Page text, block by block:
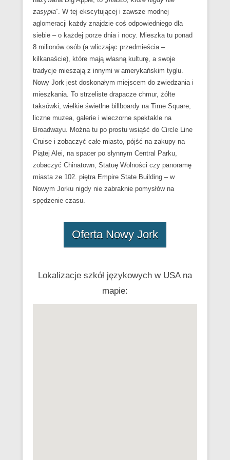
najważniejszych miast USA. Mieści się tutaj
renomowany Uniwersytet Harvarda. Z kolei osoby
lubiące słońce powinny udać się do stolicy surfingu –
San Diego lub poddać się karaibskim rytmom i
zwiedzić utrzymaną w stylu art déco dzielnicę w Miami
Beach. To tylko kilka propozycji. Wybór destynacji i
atrakcji jest przeogromny. Można tu pójść na mecz
baseballowy, obejrzeć musical na Broadway’u,
podróżować przez Wielki Kanion, obserwować gwiazdy
show biznesu w Hollywood, odwiedzić Myszkę Miki w
Disney Worldzie, jeść prawdziwe burgery czy jeździć
na nartach w Górach Skalistych. A to i tak zaledwie
tylko kilka z niezliczonych możliwości, które daje nam
wyjazd na kurs językowy do USA.
Zobacz filmik prezentujący Stany Zjednoczone “w
pigułce”:
zasypia”. W tej ekscytującej i zawsze modnej
aglomeracji każdy znajdzie coś odpowiedniego dla
siebie – o każdej porze dnia i nocy. Mieszka tu ponad
8 milionów osób (a wliczając przedmieścia –
kilkanaście), które mają własną kulturę, a swoje
tradycje mieszają z innymi w amerykańskim tyglu.
Nowy Jork jest doskonałym miejscem do zwiedzania i
mieszkania. To strzeliste drapacze chmur, żółte
taksówki, wielkie świetlne billboardy na Time Square,
liczne muzea, galerie i wieczorne spektakle na
Broadwayu. Można tu po prostu wsiąść do Circle Line
Cruise i zobaczyć całe miasto, pójść na zakupy na
Piątej Alei, na spacer po słynnym Central Parku,
zobaczyć Chinatown, Statuę Wolności czy panoramę
miasta ze 102. piętra Empire State Building – w
Nowym Jorku nigdy nie zabraknie pomysłów na
spędzenie czasu.
Oferta Nowy Jork
Lokalizacje szkół językowych w USA na
mapie: